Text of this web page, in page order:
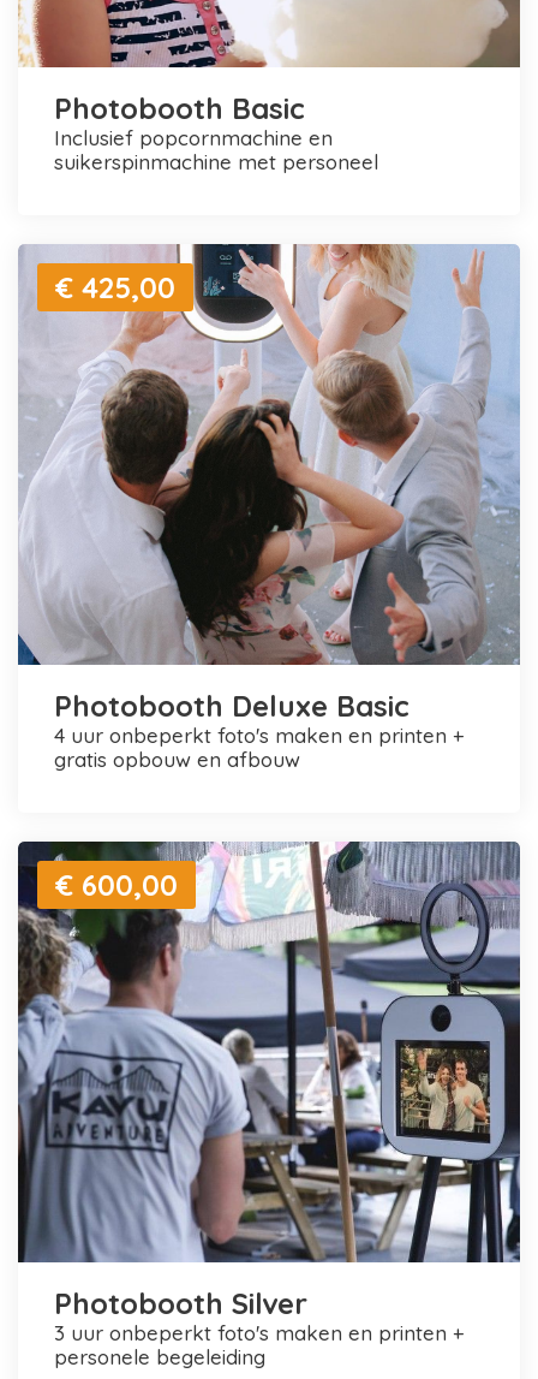
Photobooth Basic
inclusief popcornmachine en
suikerspinmachine met personeel
€ 425,00
Photobooth Deluxe Basic
4 uur onbeperkt foto's maken en printen +
gratis opbouw en afbouw
€ 600,00
Photobooth Silver
3 uur onbeperkt foto's maken en printen +
personele begeleiding